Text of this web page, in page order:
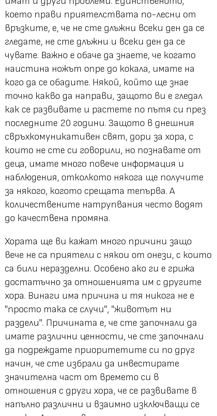
което прави приятелствата по-лесни от
връзките, е, че не сте длъжни всеки ден да се
гледате, не сте длъжни и всеки ден да се
чувате. Важно е обаче да знаете, че когато
наистина ножът опре до кокала, имате на
кого да се обадите. Някой, който ще знае
точно какво да направи, защото ви е гледал
как се развивате и растете по пътя си през
последните 20 години. Защото в днешния
свръхкомуникативен свят, дори за хора, с
които не сте си говорили, но познавате от
деца, имате много повече информация и
наблюдения, отколкото някога ще получите
за някого, когото срещата тепърва. А
количествените натрупвания често водят
до качествена промяна.
Хората ще ви кажат много причини защо
вече не са приятели с някои от онези, с които
са били неразделни. Особено ако ги е грижа
достатъчно за отношенията им с другите
хора. Винаги има причина и тя никога не е
"просто така се случи", "животът ни
раздели". Причината е, че сте започнали да
имате различни ценности, че сте започнали
да подреждате приоритетите си по друг
начин, че сте избрали да инвестирате
значителна част от времето си в
отношения с други хора, че се развивате в
напълно различни и взаимно изключващи се